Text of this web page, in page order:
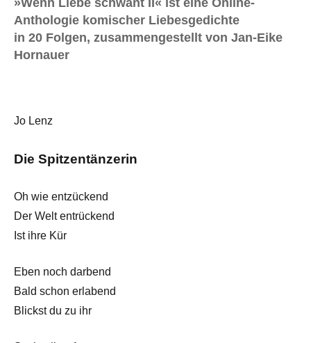
»Wenn Liebe schwant II« ist eine Online-
Anthologie komischer Liebesgedichte
in 20 Folgen, zusammengestellt von Jan-Eike
Hornauer
Jo Lenz
Die Spitzentänzerin
Oh wie entzückend
Der Welt entrückend
Ist ihre Kür
Eben noch darbend
Bald schon erlabend
Blickst du zu ihr